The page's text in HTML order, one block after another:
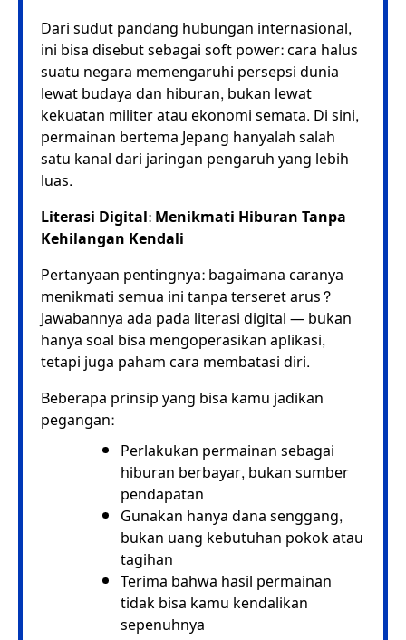
Dari sudut pandang hubungan internasional,
ini bisa disebut sebagai soft power: cara halus
suatu negara memengaruhi persepsi dunia
lewat budaya dan hiburan, bukan lewat
kekuatan militer atau ekonomi semata. Di sini,
permainan bertema Jepang hanyalah salah
satu kanal dari jaringan pengaruh yang lebih
luas.
Literasi Digital: Menikmati Hiburan Tanpa
Kehilangan Kendali
Pertanyaan pentingnya: bagaimana caranya
menikmati semua ini tanpa terseret arus?
Jawabannya ada pada literasi digital — bukan
hanya soal bisa mengoperasikan aplikasi,
tetapi juga paham cara membatasi diri.
Beberapa prinsip yang bisa kamu jadikan
pegangan:
Perlakukan permainan sebagai
hiburan berbayar, bukan sumber
pendapatan
Gunakan hanya dana senggang,
bukan uang kebutuhan pokok atau
tagihan
Terima bahwa hasil permainan
tidak bisa kamu kendalikan
sepenuhnya